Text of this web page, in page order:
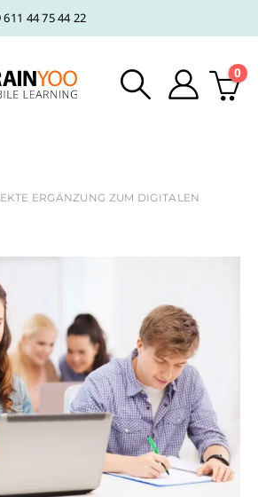
611 44 75 44 22
0
ERGÄNZUNG ZUM DIGITALEN